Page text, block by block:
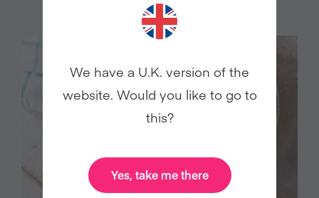
We have a U.K. version of the
website. Would you like to go to
this?
Yes, take me there